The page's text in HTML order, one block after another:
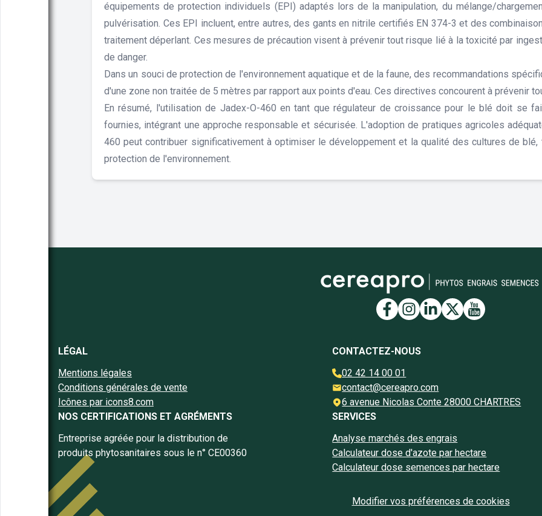
équipements de protection individuels (EPI) adaptés lors de la manipulation, du mélange/
pulvérisation. Ces EPI incluent, entre autres, des gants en nitrile certifiés EN 374-3 et des
traitement déperlant. Ces mesures de précaution visent à prévenir tout risque lié à la toxicité par
de danger.
Dans un souci de protection de l'environnement aquatique et de la faune, des recommandations
d'une zone non traitée de 5 mètres par rapport aux points d'eau. Ces directives concourent à prévenir
En résumé, l'utilisation de Jadex-O-460 en tant que régulateur de croissance pour le blé doit se
fournies, intégrant une approche responsable et sécurisée. L'adoption de pratiques agricoles
460 peut contribuer significativement à optimiser le développement et la qualité des cultures de
protection de l'environnement.
Lien vers la page
Lien vers la page
Lien vers la
Lien vers la
Lien vers
LÉGAL
Mentions légales
Conditions générales de vente
Icônes par icons8.com
NOS CERTIFICATIONS ET AGRÉMENTS
Entreprise agréée pour la distribution de
produits phytosanitaires sous le n° CE00360
CONTACTEZ-NOUS
02 42 14 00 01
contact@cereapro.com
6 avenue Nicolas Conte 28000 CHARTRES
SERVICES
Analyse marchés des engrais
Calculateur dose d'azote par hectare
Calculateur dose semences par hectare
Modifier vos préférences de cookies